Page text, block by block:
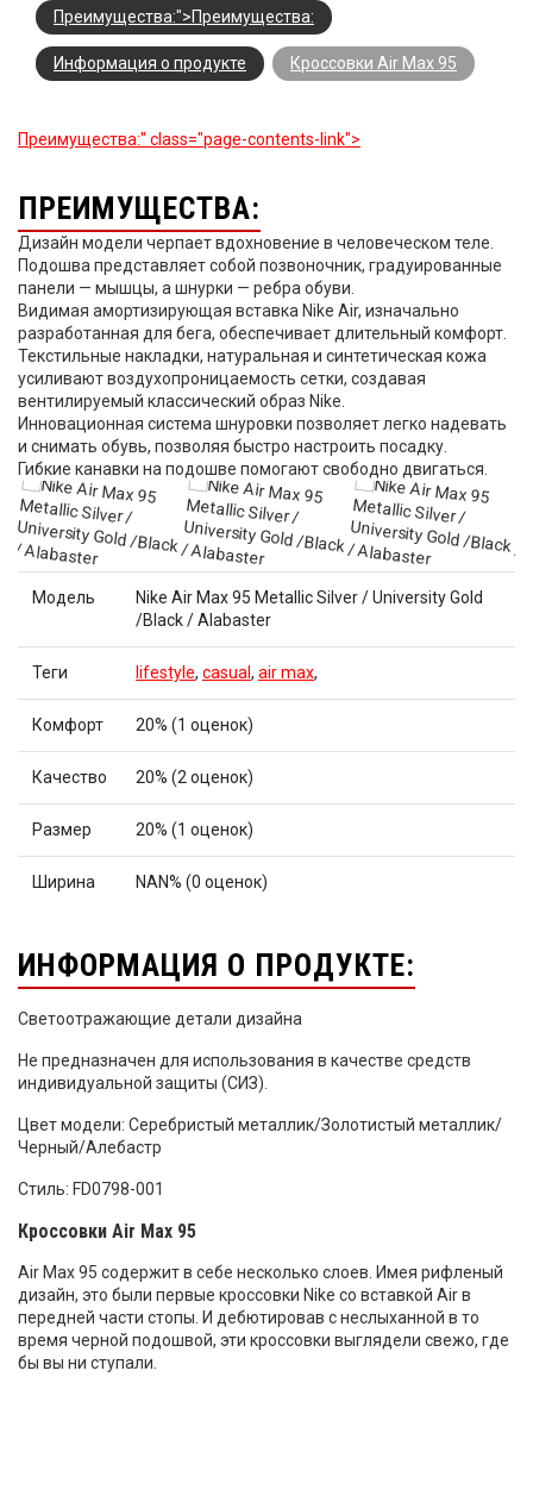
Преимущества:">Преимущества:
Информация о продукте Кроссовки Air Max 95
Преимущества:" class="page-contents-link">
ПРЕИМУЩЕСТВА:
Дизайн модели черпает вдохновение в человеческом теле.
Подошва представляет собой позвоночник, градуированные
панели — мышцы, а шнурки — ребра обуви.
Видимая амортизирующая вставка Nike Air, изначально
разработанная для бега, обеспечивает длительный комфорт.
Текстильные накладки, натуральная и синтетическая кожа
усиливают воздухопроницаемость сетки, создавая
вентилируемый классический образ Nike.
Инновационная система шнуровки позволяет легко надевать
и снимать обувь, позволяя быстро настроить посадку.
Гибкие канавки на подошве помогают свободно двигаться.
Модель
Nike Air Max 95 Metallic Silver / University Gold
/Black / Alabaster
Теги lifestyle, casual, air max,
Комфорт 20% (1 оценок)
Качество 20% (2 оценок)
Размер 20% (1 оценок)
Ширина NAN% (0 оценок)
ИНФОРМАЦИЯ О ПРОДУКТЕ:
Светоотражающие детали дизайна
Не предназначен для использования в качестве средств
индивидуальной защиты (СИЗ).
Цвет модели: Серебристый металлик/Золотистый металлик/
Черный/Алебастр
Стиль: FD0798-001
Кроссовки Air Max 95
Air Max 95 содержит в себе несколько слоев. Имея рифленый
дизайн, это были первые кроссовки Nike со вставкой Air в
передней части стопы. И дебютировав с неслыханной в то
время черной подошвой, эти кроссовки выглядели свежо, где
бы вы ни ступали.